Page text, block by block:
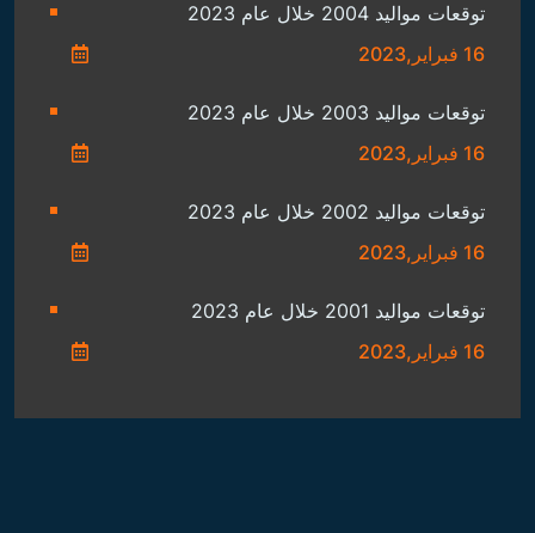
توقعات مواليد 2004 خلال عام 2023
16 فبراير,2023
توقعات مواليد 2003 خلال عام 2023
16 فبراير,2023
توقعات مواليد 2002 خلال عام 2023
16 فبراير,2023
توقعات مواليد 2001 خلال عام 2023
16 فبراير,2023